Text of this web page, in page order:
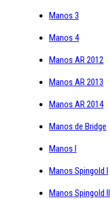
Manos 3
Manos 4
Manos AR 2012
Manos AR 2013
Manos AR 2014
Manos de Bridge
Manos I
Manos Spingold I
Manos Spingold II